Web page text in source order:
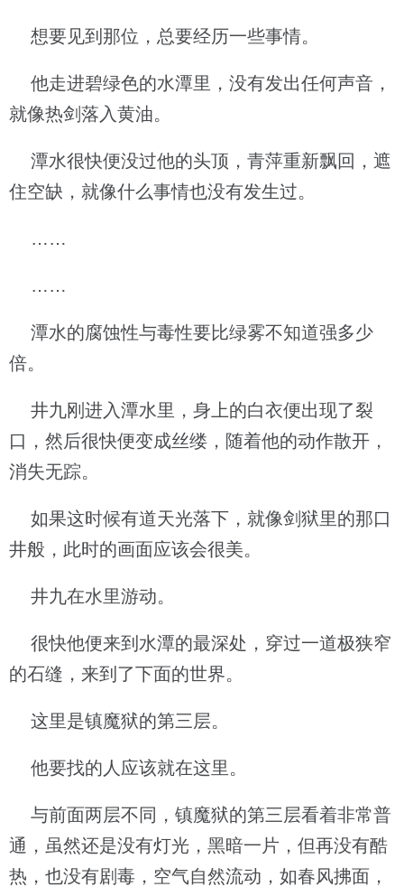
想要见到那位，总要经历一些事情。
他走进碧绿色的水潭里，没有发出任何声音，
就像热剑落入黄油。
潭水很快便没过他的头顶，青萍重新飘回，遮
住空缺，就像什么事情也没有发生过。
……
……
潭水的腐蚀性与毒性要比绿雾不知道强多少
倍。
井九刚进入潭水里，身上的白衣便出现了裂
口，然后很快便变成丝缕，随着他的动作散开，
消失无踪。
如果这时候有道天光落下，就像剑狱里的那口
井般，此时的画面应该会很美。
井九在水里游动。
很快他便来到水潭的最深处，穿过一道极狭窄
的石缝，来到了下面的世界。
这里是镇魔狱的第三层。
他要找的人应该就在这里。
与前面两层不同，镇魔狱的第三层看着非常普
通，虽然还是没有灯光，黑暗一片，但再没有酷
热，也没有剧毒，空气自然流动，如春风拂面，